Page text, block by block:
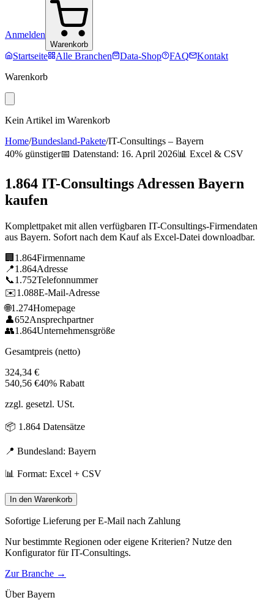
Anmelden
Warenkorb
Startseite Alle Branchen Data-Shop FAQ
Kontakt
Warenkorb
Kein Artikel im Warenkorb
Home/Bundesland-Pakete/IT-Consultings – Bayern
40% günstiger📅 Datenstand: 16. April 2026📊 Excel & CSV
1.864 IT-Consultings Adressen Bayern
kaufen
Komplettpaket mit allen verfügbaren IT-Consultings-Firmendaten
aus Bayern. Sofort nach dem Kauf als Excel-Datei downloadbar.
🏢 1.864Firmenname
📍1.864Adresse
📞1.752Telefonnummer
✉️1.088E-Mail-Adresse
🌐1.274Homepage
👤652Ansprechpartner
👥1.864Unternehmensgröße
Gesamtpreis (netto)
324,34 €
540,56 €40% Rabatt
zzgl. gesetzl. USt.
📦 1.864 Datensätze
📍 Bundesland: Bayern
📊 Format: Excel + CSV
In den Warenkorb
Sofortige Lieferung per E-Mail nach Zahlung
Nur bestimmte Regionen oder eigene Kriterien? Nutze den
Konfigurator fürIT-Consultings.
Zur Branche →
ÜberBayern